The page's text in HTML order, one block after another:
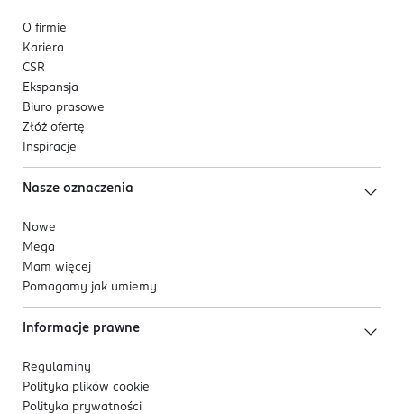
O firmie
Kariera
CSR
Ekspansja
Biuro prasowe
Złóż ofertę
Inspiracje
Nasze oznaczenia
Nowe
Mega
Mam więcej
Pomagamy jak umiemy
Informacje prawne
Regulaminy
Polityka plików cookie
Polityka prywatności